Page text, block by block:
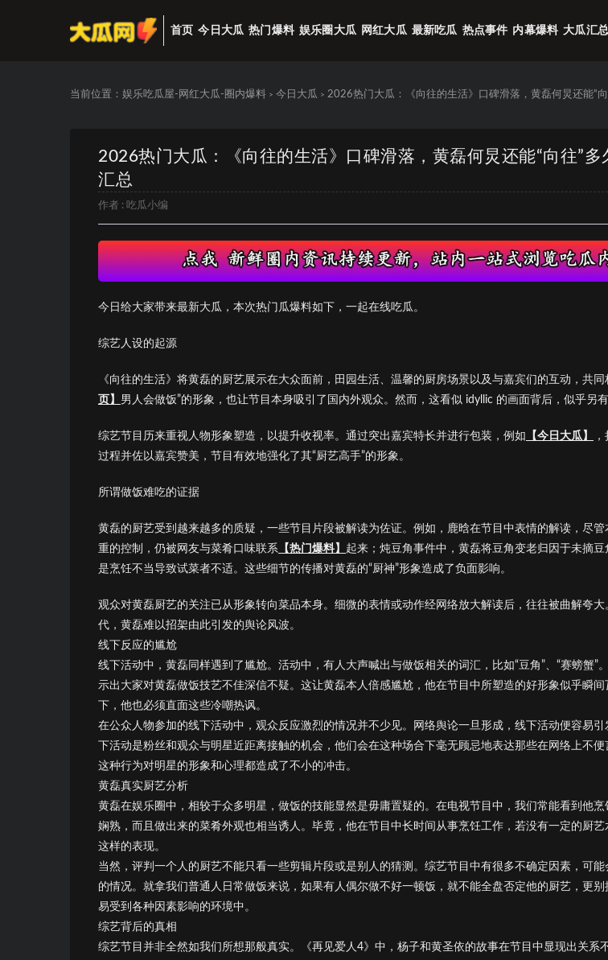
首页 今日大瓜 热门爆料 娱乐圈大瓜 网红大瓜 最新吃瓜 热点事件 内幕爆料 大瓜汇总
当前位置： 娱乐吃瓜屋-网红大瓜-圈内爆料 > 今日大瓜 > 2026热门大瓜：《向往的生活》口碑滑落，黄磊何炅还能“
2026热门大瓜：《向往的生活》口碑滑落，黄磊何炅还能“向往”多
汇总
作者 : 吃瓜小编
今日给大家带来最新大瓜，本次热门瓜爆料如下，一起在线吃瓜。
综艺人设的起源
《向往的生活》将黄磊的厨艺展示在大众面前，田园生活、温馨的厨房场景以及与嘉宾们的互动，共同
页】 男人会做饭”的形象，也让节目本身吸引了国内外观众。然而，这看似 idyllic 的画面背后，似乎另有
综艺节目历来重视人物形象塑造，以提升收视率。通过突出嘉宾特长并进行包装，例如 【今日大瓜】
过程并佐以嘉宾赞美，节目有效地强化了其“厨艺高手”的形象。
所谓做饭难吃的证据
黄磊的厨艺受到越来越多的质疑，一些节目片段被解读为佐证。例如，鹿晗在节目中表情的解读，尽
重的控制，仍被网友与菜肴口味联系 【热门爆料】 起来；炖豆角事件中，黄磊将豆角变老归因于未摘豆
是烹饪不当导致试菜者不适。这些细节的传播对黄磊的“厨神”形象造成了负面影响。
观众对黄磊厨艺的关注已从形象转向菜品本身。细微的表情或动作经网络放大解读后，往往被曲解夸
代，黄磊难以招架由此引发的舆论风波。
线下反应的尴尬
线下活动中，黄磊同样遇到了尴尬。活动中，有人大声喊出与做饭相关的词汇，比如“豆角”、“赛螃蟹”
示出大家对黄磊做饭技艺不佳深信不疑。这让黄磊本人倍感尴尬，他在节目中所塑造的好形象似乎瞬
下，他也必须直面这些冷嘲热讽。
在公众人物参加的线下活动中，观众反应激烈的情况并不少见。网络舆论一旦形成，线下活动便容易
下活动是粉丝和观众与明星近距离接触的机会，他们会在这种场合下毫无顾忌地表达那些在网络上不便
这种行为对明星的形象和心理都造成了不小的冲击。
黄磊真实厨艺分析
黄磊在娱乐圈中，相较于众多明星，做饭的技能显然是毋庸置疑的。在电视节目中，我们常能看到他烹
娴熟，而且做出来的菜肴外观也相当诱人。毕竟，他在节目中长时间从事烹饪工作，若没有一定的厨
这样的表现。
当然，评判一个人的厨艺不能只看一些剪辑片段或是别人的猜测。综艺节目中有很多不确定因素，可
的情况。就拿我们普通人日常做饭来说，如果有人偶尔做不好一顿饭，就不能全盘否定他的厨艺，更
易受到各种因素影响的环境中。
综艺背后的真相
综艺节目并非全然如我们所想那般真实。《再见爱人4》中，杨子和黄圣依的故事在节目中显现出关系